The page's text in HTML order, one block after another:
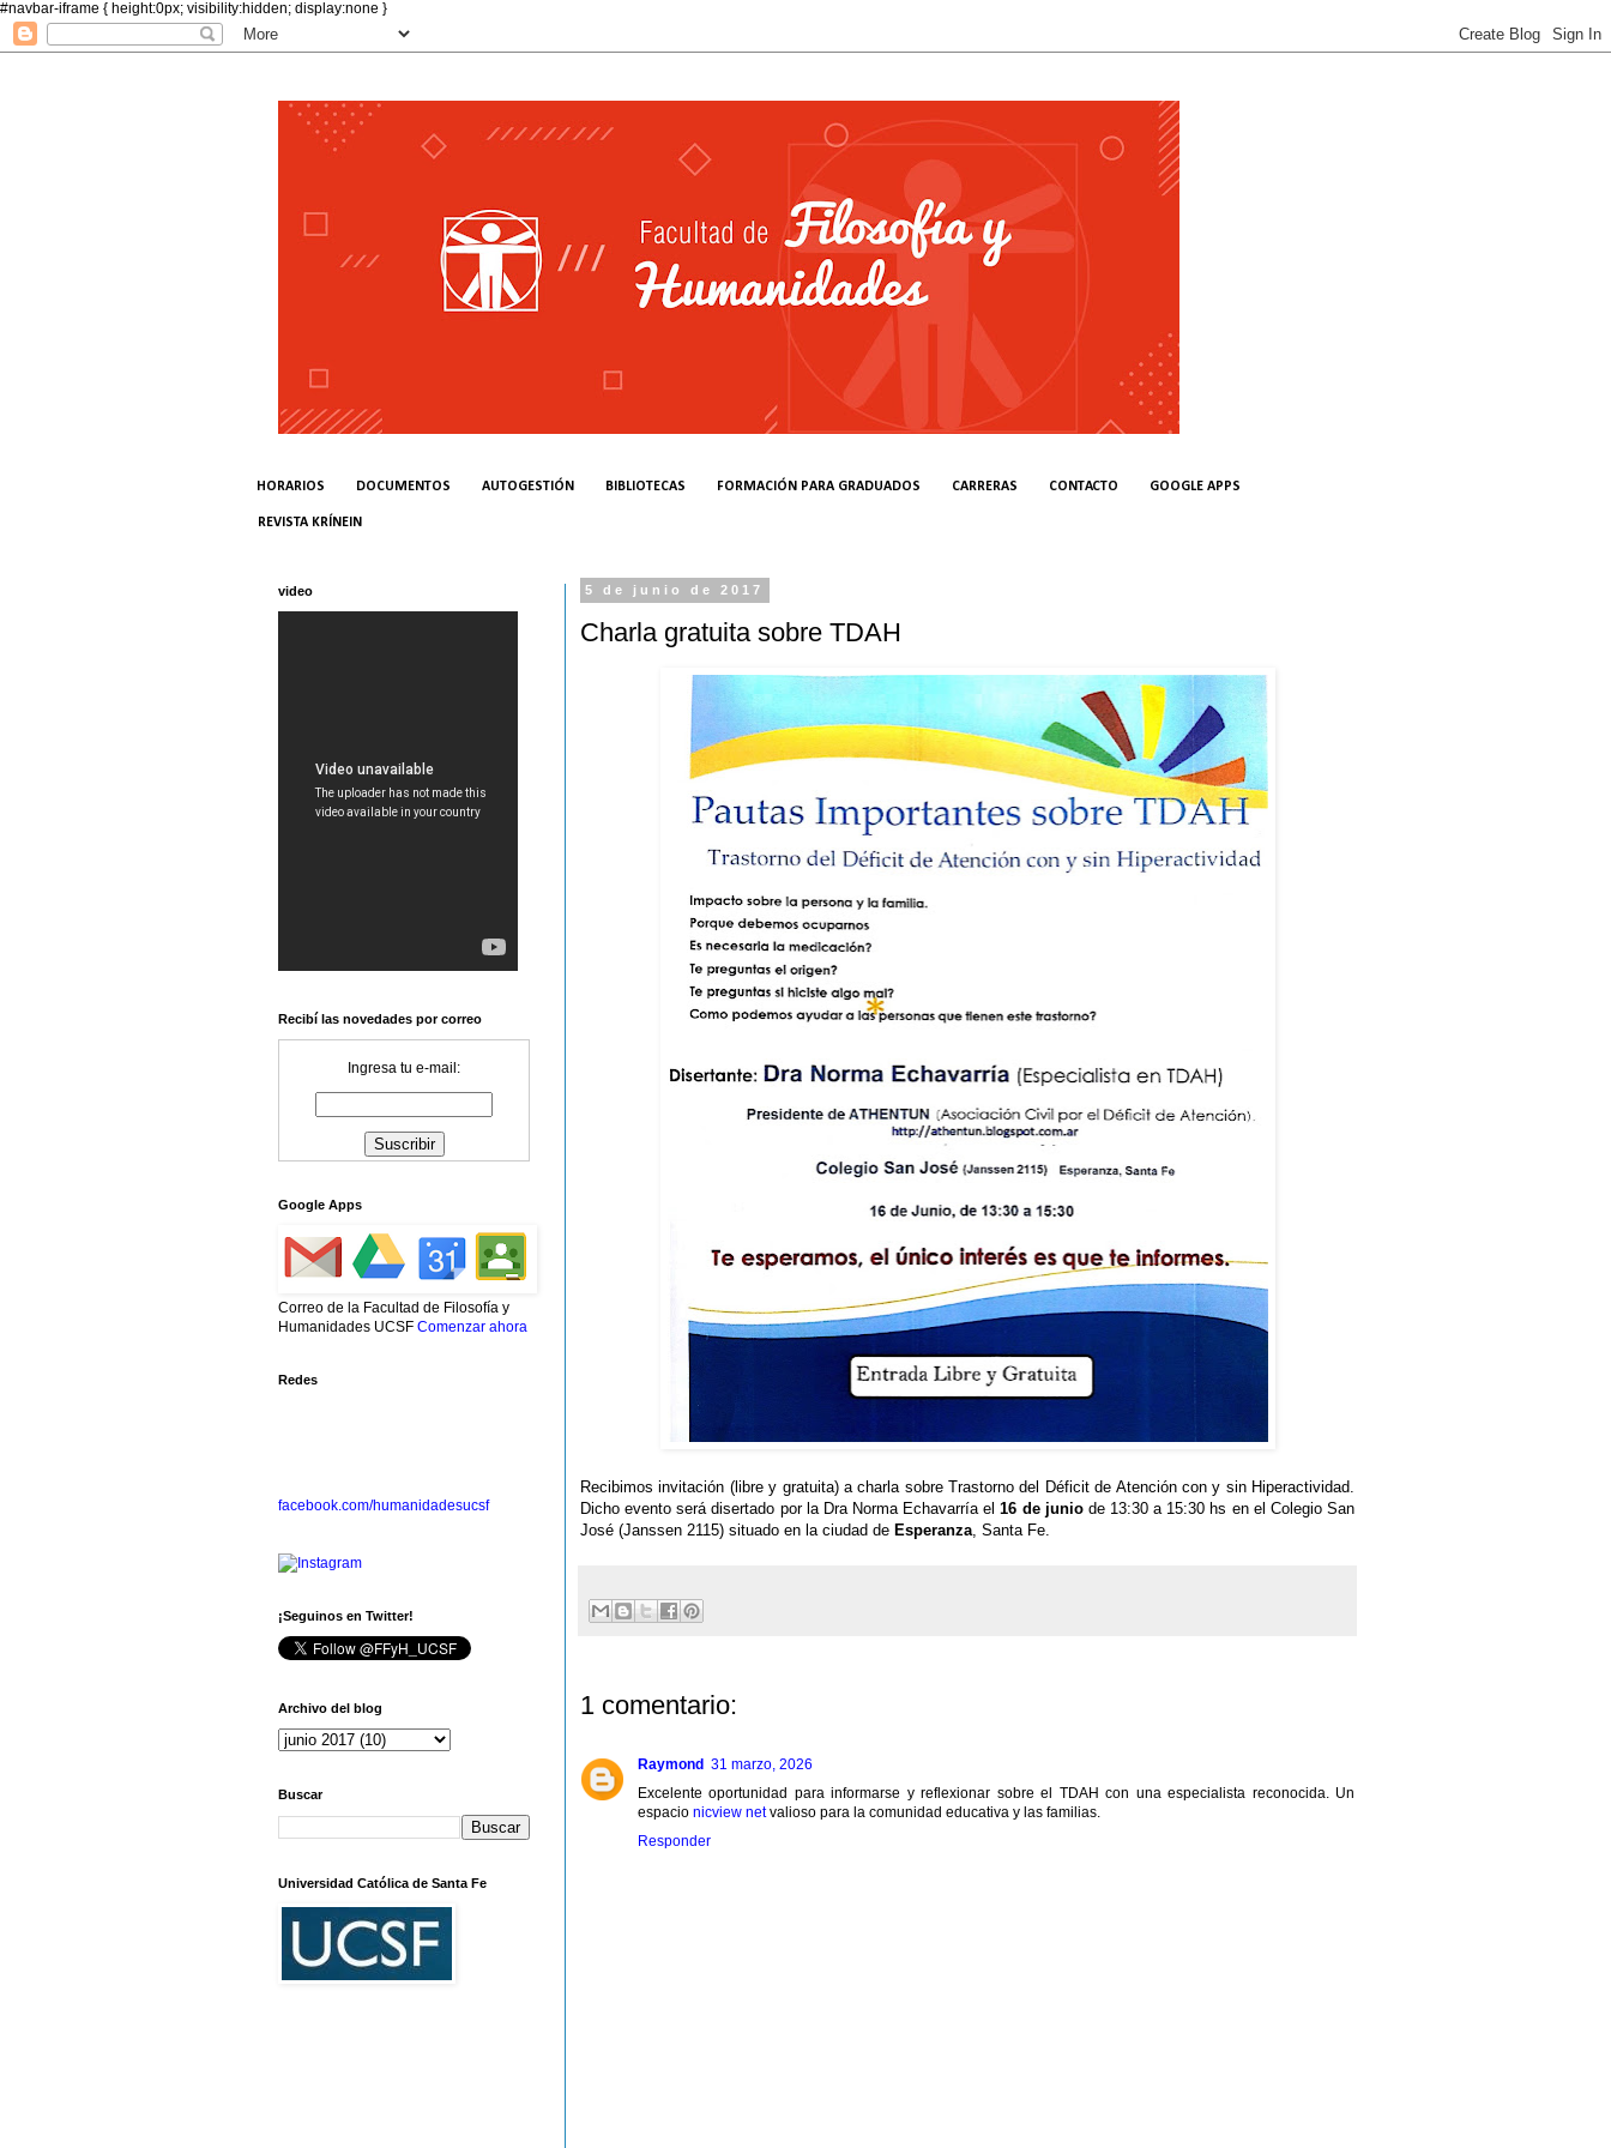
#navbar-iframe { height:0px; visibility:hidden; display:none }
HORARIOS DOCUMENTOS AUTOGESTIÓN BIBLIOTECAS FORMACIÓN PARA GRADUADOS CARRERAS CONTACTO GOOGLE APPS
REVISTA KRÍNEIN
5 de junio de 2017
Charla gratuita sobre TDAH
Recibimos invitación (libre y gratuita) a charla sobre Trastorno del Déficit de Atención con y sin Hiperactividad.
Dicho evento será disertado por la Dra Norma Echavarría el16 de juniode 13:30 a 15:30 hs en el Colegio San
José (Janssen 2115) situado en la ciudad de Esperanza, Santa Fe.
1 comentario:
Raymond 31 marzo, 2026
Excelente oportunidad para informarse y reflexionar sobre el TDAH con una especialista reconocida. Un
espacio nicview netvalioso para la comunidad educativa y las familias.
Responder
video
Recibí las novedades por correo
Ingresa tu e-mail:
Google Apps
Correo de la Facultad de Filosofía y
Humanidades UCSF Comenzar ahora
Redes
facebook.com/humanidadesucsf
¡Seguinos en Twitter!
Archivo del blog
Buscar
Universidad Católica de Santa Fe